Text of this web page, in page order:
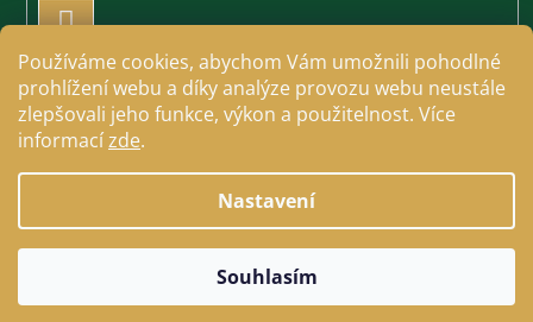
Používáme cookies, abychom Vám umožnili pohodlné
prohlížení webu a díky analýze provozu webu neustále
zlepšovali jeho funkce, výkon a použitelnost. Více
informacízde.
Nastavení
Souhlasím
PŘIHLÁSIT
Copyright 2026Jezdecké a farmářské potřeby Cavallo.
Všechna práva vyhrazena.